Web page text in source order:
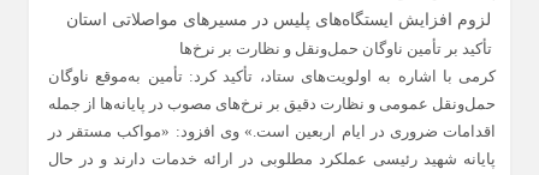
لزوم افزایش ایستگاه‌های پلیس در مسیرهای مواصلاتی استان
تأکید بر تأمین ناوگان حمل‌ونقل و نظارت بر نرخ‌ها
کرمی با اشاره به اولویت‌های ستاد، تأکید کرد: تأمین به‌موقع ناوگان
حمل‌ونقل عمومی و نظارت دقیق بر نرخ‌های مصوب در پایانه‌ها از جمله
اقدامات ضروری در ایام اربعین است.» وی افزود: «مواکب مستقر در
پایانه شهید رئیسی عملکرد مطلوبی در ارائه خدمات دارند و در حال